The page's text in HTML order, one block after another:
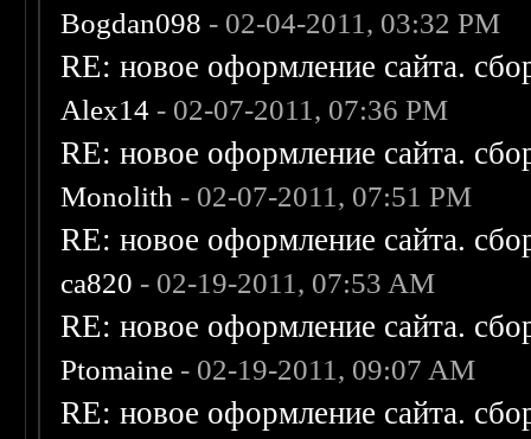
Bogdan098 - 02-04-2011, 03:32 PM
RE: новое оформление сайта.
Alex14 - 02-07-2011, 07:36 PM
RE: новое оформление сайта.
Monolith - 02-07-2011, 07:51 PM
RE: новое оформление сайта.
ca820 - 02-19-2011, 07:53 AM
RE: новое оформление сайта.
Ptomaine - 02-19-2011, 09:07 AM
RE: новое оформление сайта.